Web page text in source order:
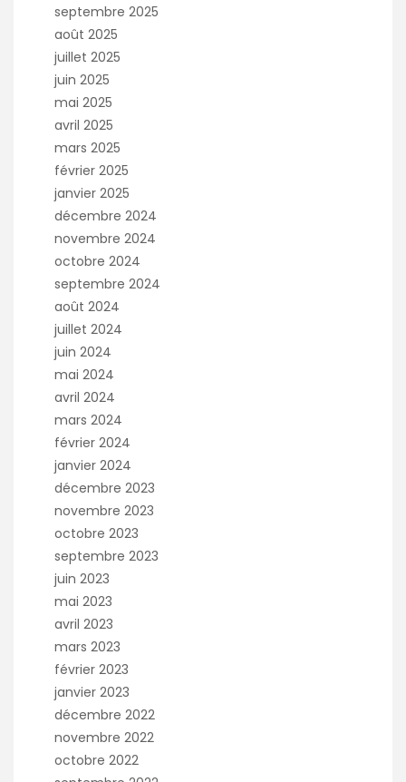
septembre 2025
août 2025
juillet 2025
juin 2025
mai 2025
avril 2025
mars 2025
février 2025
janvier 2025
décembre 2024
novembre 2024
octobre 2024
septembre 2024
août 2024
juillet 2024
juin 2024
mai 2024
avril 2024
mars 2024
février 2024
janvier 2024
décembre 2023
novembre 2023
octobre 2023
septembre 2023
juin 2023
mai 2023
avril 2023
mars 2023
février 2023
janvier 2023
décembre 2022
novembre 2022
octobre 2022